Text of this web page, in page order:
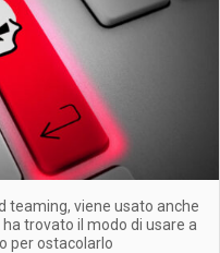
teaming, viene usato anche
trovato il modo di usare a
per ostacolarlo